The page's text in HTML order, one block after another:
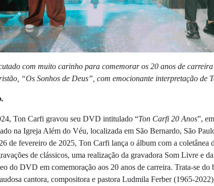
com muito carinho para comemorar os 20 anos de
“Os Sonhos de Deus”, com emocionante interpretação de
Ton Carfi gravou seu DVD intitulado “Ton Carfi 20 Anos”,
na Igreja Além do Véu, localizada em São Bernardo, São
de fevereiro de 2025, Ton Carfi lança o álbum com a coletânea
de clássicos, uma realização da gravadora Som Livre e
do DVD em comemoração aos 20 anos de carreira. Trata-se
cantora, compositora e pastora Ludmila Ferber (1965-